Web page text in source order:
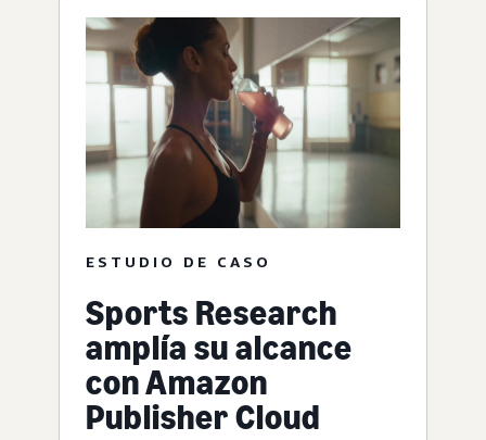
ESTUDIO DE CASO
Sports Research
amplía su alcance
con Amazon
Publisher Cloud